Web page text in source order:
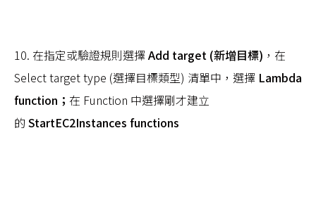
10. 在指定或驗證規則選擇Add target (新增目標) ，在
Select target type (選擇目標類型) 清單中，選擇 Lambda
function； 在 Function 中選擇剛才建立
的 StartEC2Instances functions